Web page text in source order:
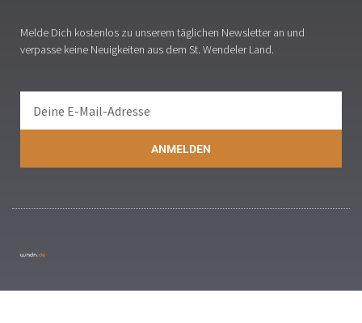
Melde Dich kostenlos zu unserem täglichen Newsletter an und
verpasse keine Neuigkeiten aus dem St. Wendeler Land.
ANMELDEN